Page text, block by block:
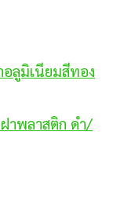
อลูมิเนียมสีทอง